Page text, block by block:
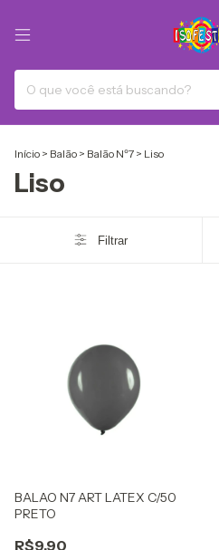
Início > Balão > Balão Nº7 > Liso
Liso
Filtrar
BALAO N7 ART LATEX C/50
PRETO
R$9,90